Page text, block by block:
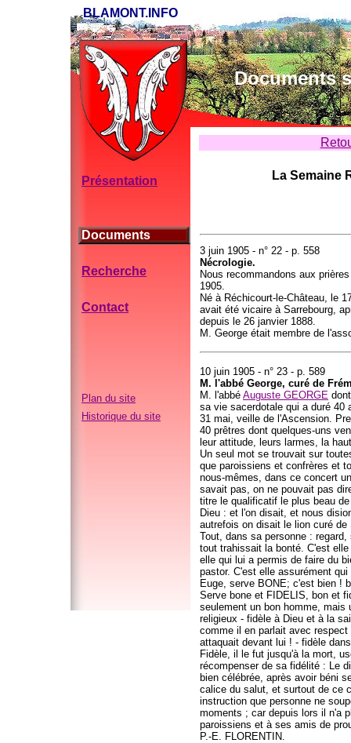
BLAMONT.INFO
Documents
Présentation
Documents
Recherche
Contact
Plan du site
Historique du site
La Semaine
3 juin 1905 - n° 22 - p. 558
Nécrologie.
Nous recommandons aux
1905.
Né à Réchicourt-le-Château, le
avait été vicaire à Sarrebourg,
depuis le 26 janvier 1888.
M. George était membre de
10 juin 1905 - n° 23 - p. 589
M. l'abbé George, curé de
M. l'abbé Auguste GEORGE
sa vie sacerdotale qui a duré 40
31 mai, veille de l'Ascension.
40 prêtres dont quelques-uns
leur attitude, leurs larmes, la
Un seul mot se trouvait sur
que paroissiens et confrères et
nous-mêmes, dans ce concert
savait pas, on ne pouvait pas
titre le qualificatif le plus beau
Dieu : et l'on disait, et nous
autrefois on disait le lion curé de
Tout, dans sa personne :
tout trahissait la bonté. C'est
elle qui lui a permis de faire du
pastor. C'est elle assurément
Euge, serve BONE; c'est bien !
Serve bone et FIDELIS, bon et
seulement un bon homme,
religieux - fidèle à Dieu et à la
comme il en parlait avec
attaquait devant lui ! - fidèle
Fidèle, il le fut jusqu'à la mort,
récompenser de sa fidélité : Le
bien célébrée, après avoir béni
calice du salut, et surtout de ce
instruction que personne ne
moments ; car depuis lors il n'a
paroissiens et à ses amis de
P.-E. FLORENTIN.